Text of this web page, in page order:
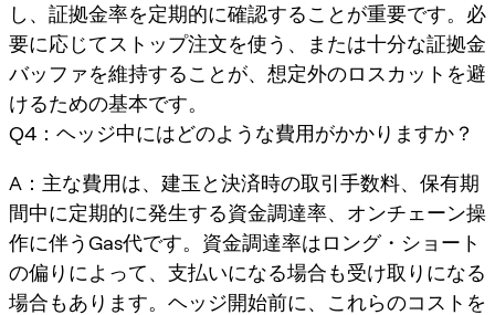
し、証拠金率を定期的に確認することが重要です。必
要に応じてストップ注文を使う、または十分な証拠金
バッファを維持することが、想定外のロスカットを避
けるための基本です。
Q4：ヘッジ中にはどのような費用がかかりますか？
A：主な費用は、建玉と決済時の取引手数料、保有期
間中に定期的に発生する資金調達率、オンチェーン操
作に伴うGas代です。資金調達率はロング・ショート
の偏りによって、支払いになる場合も受け取りになる
場合もあります。ヘッジ開始前に、これらのコストを